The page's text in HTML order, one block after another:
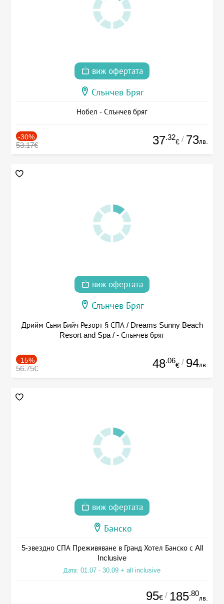
виж офертата
Слънчев Бряг
Нобел - Слънчев бряг
-30%
53.17€ 37.32
€ / 73лв.
виж офертата
Слънчев Бряг
Дрийм Съни Бийч Резорт § СПА / Dreams Sunny Beach
Resort and Spa / - Слънчев бряг
-15%
56.75€ 48.06
€ / 94лв.
виж офертата
Банско
5-звездно СПА Преживяване в Гранд Хотел Банско с All
Inclusive
Дата: 01.07 - 30.09 + all inclusive
95€ / 185.80
лв.